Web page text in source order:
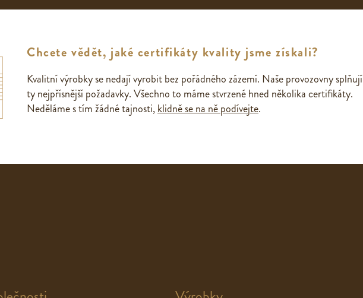
Chcete vědět, jaké certifikáty kvality jsme získali?
Kvalitní výrobky se nedají vyrobit bez pořádného zázemí. Naše provozovny splňují
ty nejpřísnější požadavky. Všechno to máme stvrzené hned několika certifikáty.
Neděláme s tím žádné tajnosti,klidně se na ně podívejte.